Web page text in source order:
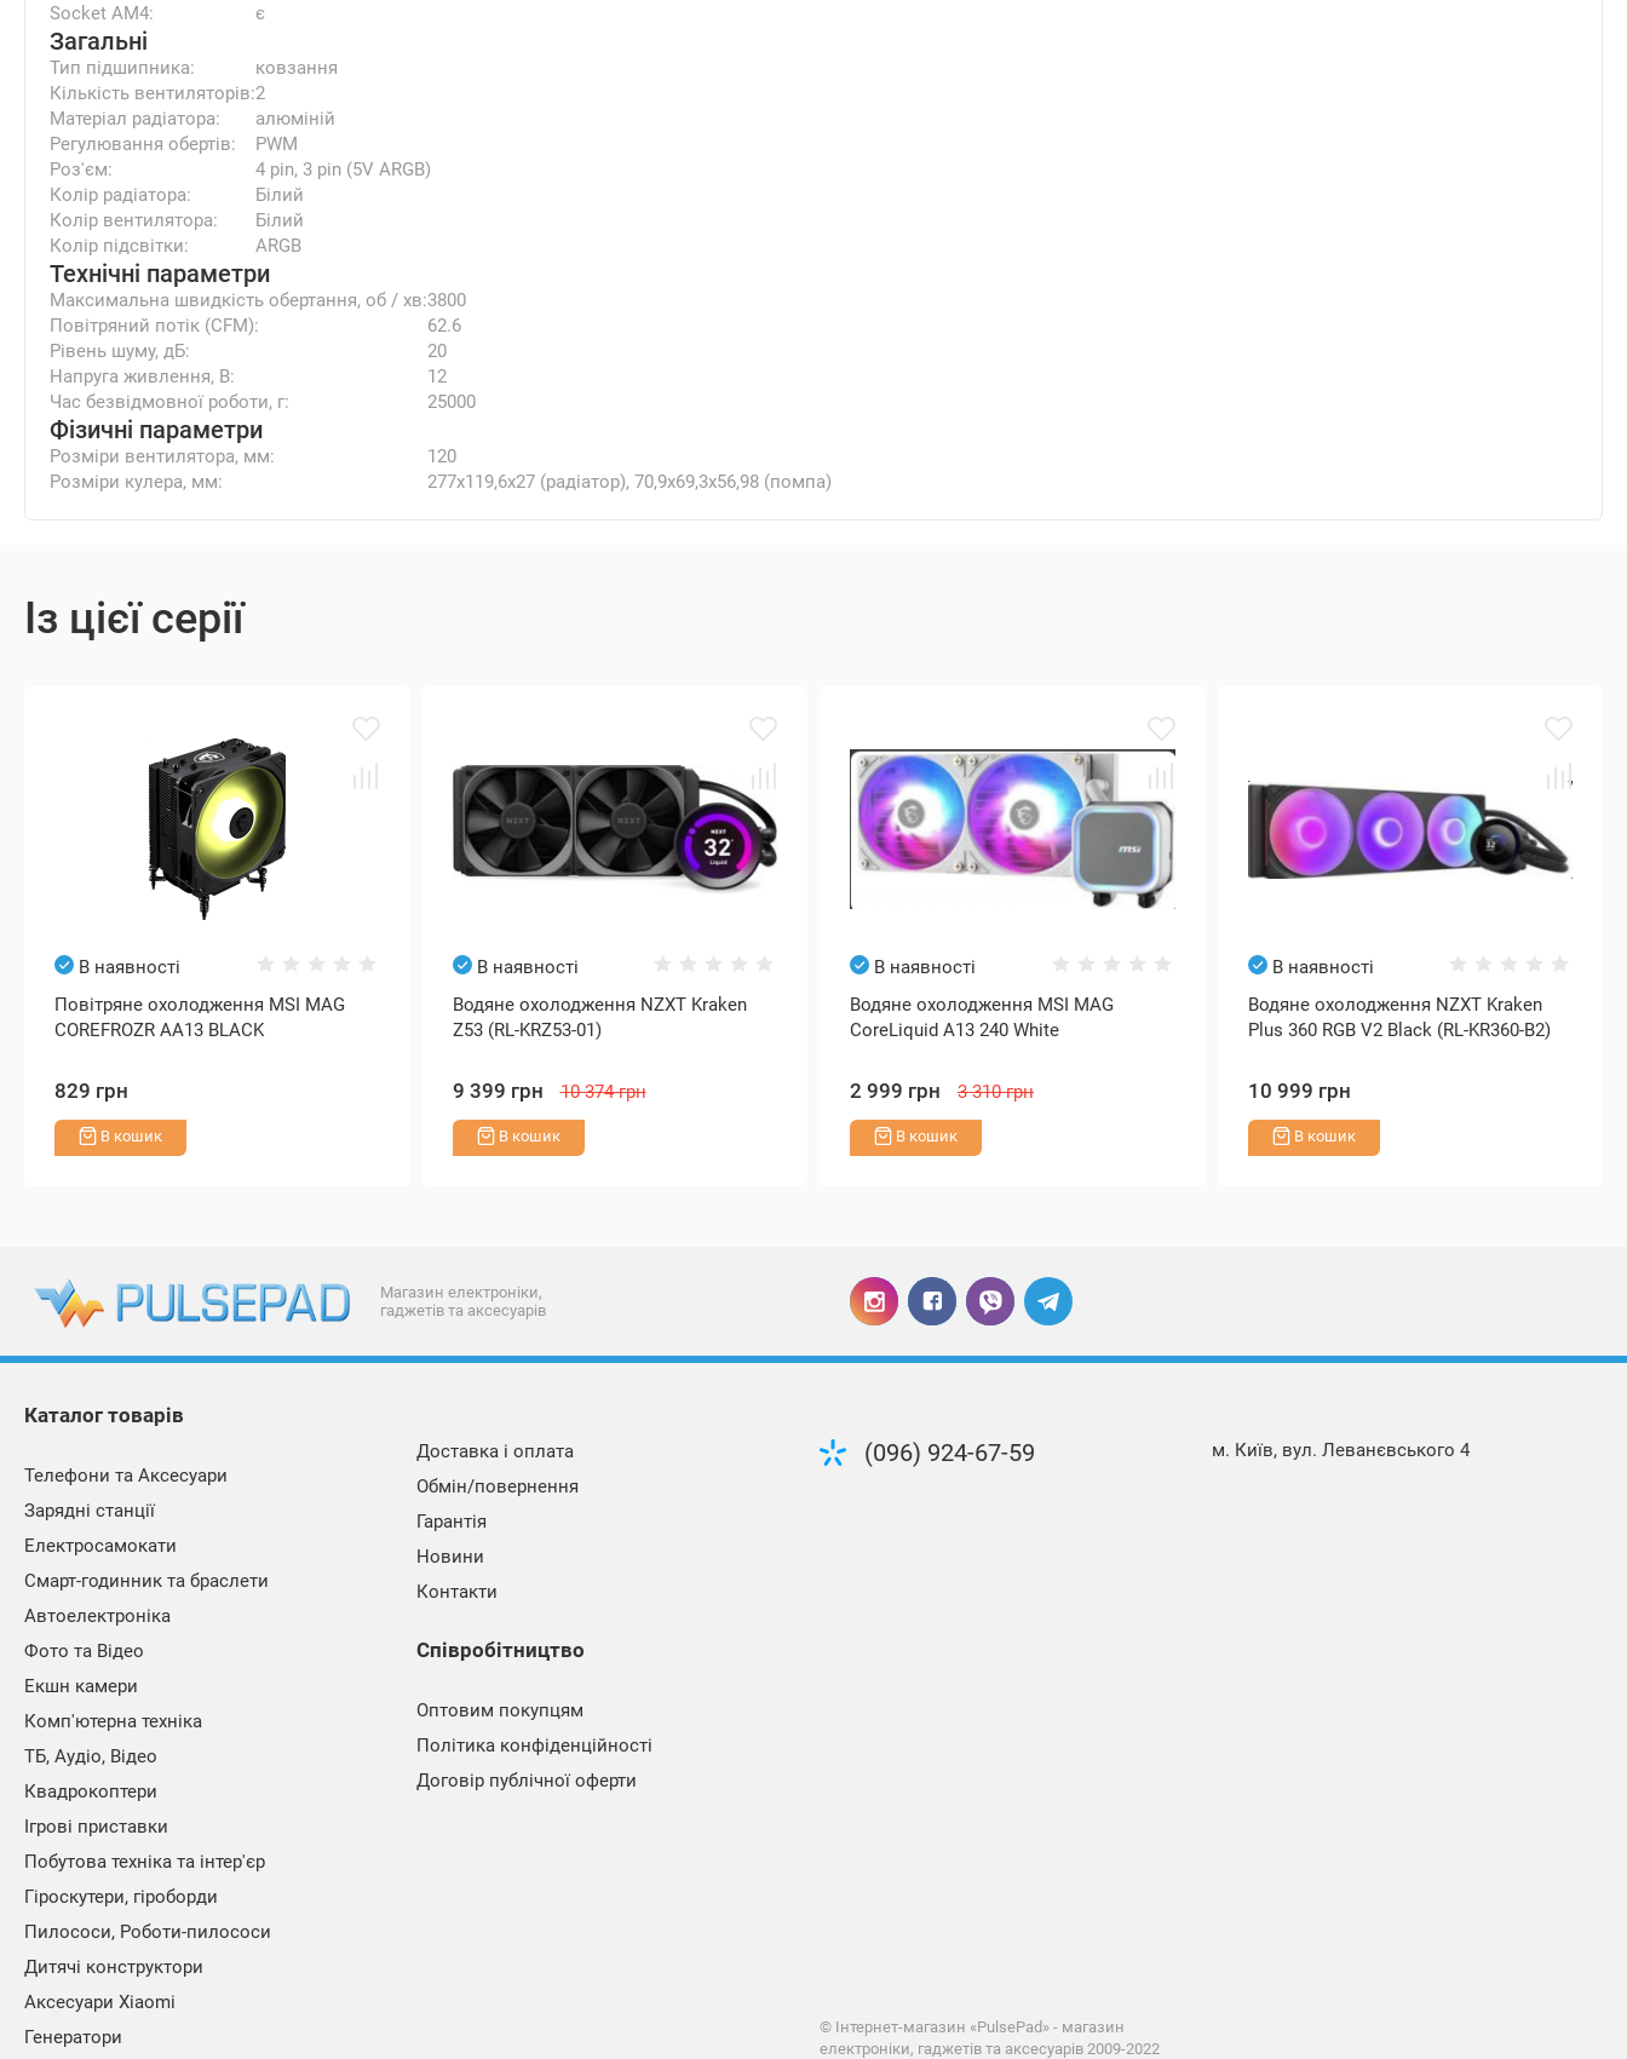
Socket AM4:
є
Загальні
Тип підшипника:
ковзання
Кількість вентиляторів:2
Матеріал радіатора:
алюміній
Регулювання обертів:
PWM
Роз'єм:
4 pin, 3 pin (5V ARGB)
Колір радіатора:
Білий
Колір вентилятора:
Білий
Колір підсвітки:
ARGB
Технічні параметри
Максимальна швидкість обертання, об / хв:3800
Повітряний потік (CFM):
62.6
Рівень шуму, дБ:
20
Напруга живлення, В:
12
Час безвідмовної роботи, г:
25000
Фізичні параметри
Розміри вентилятора, мм:
120
Розміри кулера, мм:
277x119,6x27 (радіатор), 70,9x69,3x56,98 (помпа)
Із цієї серії
В наявності
Повітряне охолодження MSI MAG
COREFROZR AA13 BLACK
829 грн
В кошик
В наявності
Водяне охолодження NZXT Kraken
Z53 (RL-KRZ53-01)
9 399 грн 10 374 грн
В кошик
В наявності
Водяне охолодження MSI MAG
CoreLiquid A13 240 White
2 999 грн 3 310 грн
В кошик
В наявності
Водяне охолодження NZXT Kraken
Plus 360 RGB V2 Black (RL-KR360-B2)
10 999 грн
В кошик
Магазин електроніки,
гаджетів та аксесуарів
Каталог товарів
Телефони та Аксесуари
Зарядні станції
Електросамокати
Смарт-годинник та браслети
Автоелектроніка
Фото та Відео
Екшн камери
Комп'ютерна техніка
ТБ, Аудіо, Відео
Квадрокоптери
Ігрові приставки
Побутова техніка та інтер'єр
Гіроскутери, гіроборди
Пилососи, Роботи-пилососи
Дитячі конструктори
Аксесуари Xiaomi
Генератори
Доставка і оплата
Обмін/повернення
Гарантія
Новини
Контакти
Співробітництво
Оптовим покупцям
Політика конфіденційності
Договір публічної оферти
(096) 924-67-59 м. Київ, вул. Леванєвського 4
© Інтернет-магазин «PulsePad» - магазин
електроніки, гаджетів та аксесуарів 2009-2022